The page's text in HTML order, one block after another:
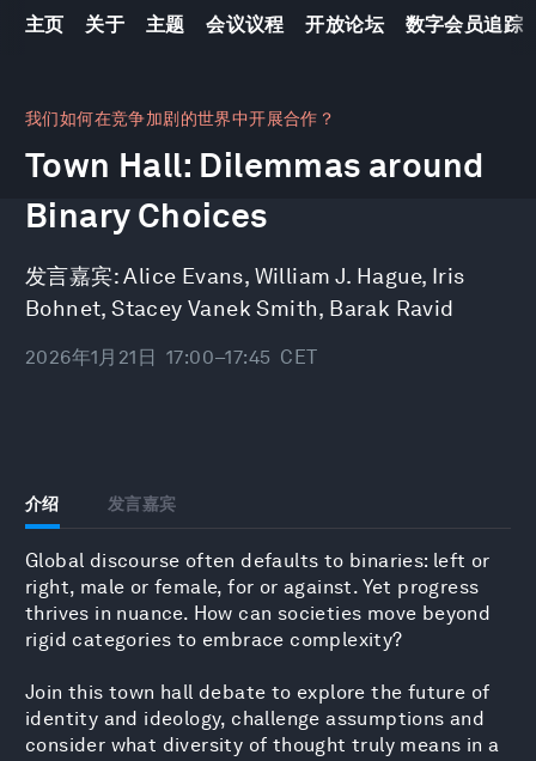
主页 关于 主题 会议议程 开放论坛 数字会员追踪
我们如何在竞争加剧的世界中开展合作？
Town Hall: Dilemmas around
Binary Choices
发言嘉宾: Alice Evans, William J. Hague, Iris
Bohnet,Stacey Vanek Smith, Barak Ravid
2026年1月21日 17:00–17:45 CET
介绍 发言嘉宾
Global discourse often defaults to binaries: left or
right, male or female, for or against. Yet progress
thrives in nuance. How can societies move beyond
rigid categories to embrace complexity?
Join this town hall debate to explore the future of
identity and ideology, challenge assumptions and
consider what diversity of thought truly means in a
seconds
41
minutes,
seconds